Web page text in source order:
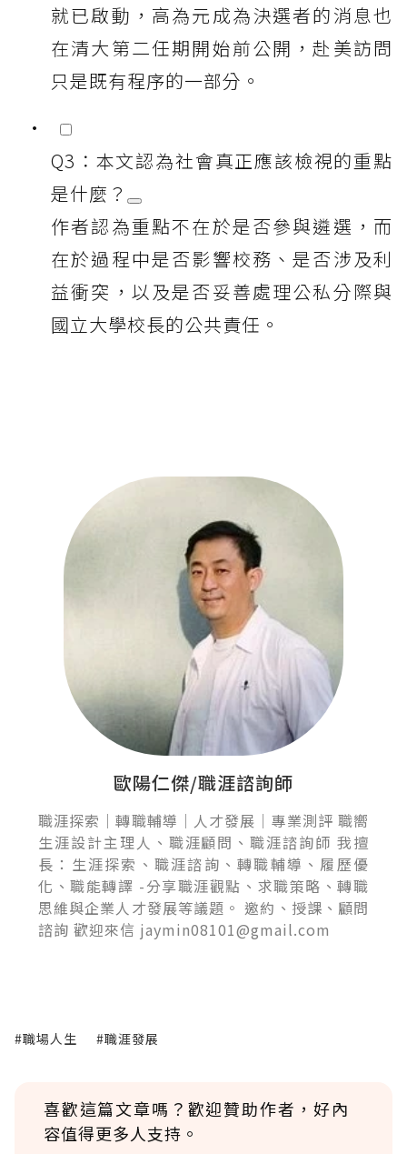
就已啟動，高為元成為決選者的消息也
在清大第二任期開始前公開，赴美訪問
只是既有程序的一部分。
Q3：本文認為社會真正應該檢視的重點
是什麼？
作者認為重點不在於是否參與遴選，而
在於過程中是否影響校務、是否涉及利
益衝突，以及是否妥善處理公私分際與
國立大學校長的公共責任。
歐陽仁傑/職涯諮詢師
職涯探索｜轉職輔導｜人才發展｜專業測評 職嚮
生涯設計主理人、職涯顧問、職涯諮詢師 我擅
長：生涯探索、職涯諮詢、轉職輔導、履歷優
化、職能轉譯 -分享職涯觀點、求職策略、轉職
思維與企業人才發展等議題。 邀約、授課、顧問
諮詢 歡迎來信 jaymin08101@gmail.com
#職場人生 #職涯發展
喜歡這篇文章嗎？歡迎贊助作者，好內
容值得更多人支持。